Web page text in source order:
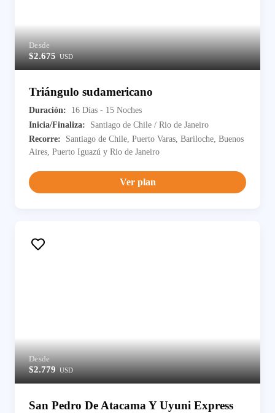
Desde
$2.675USD
Triángulo sudamericano
Duración:
16 Días - 15 Noches
Inicia/Finaliza:
Santiago de Chile / Rio de Janeiro
Recorre:
Santiago de Chile, Puerto Varas, Bariloche, Buenos
Aires, Puerto Iguazú y Rio de Janeiro
Ver plan
Desde
$2.779USD
San Pedro De Atacama Y Uyuni Express